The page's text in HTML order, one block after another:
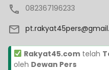
082367196233
Rakyat45.comtelah
oleh Dewan Pers